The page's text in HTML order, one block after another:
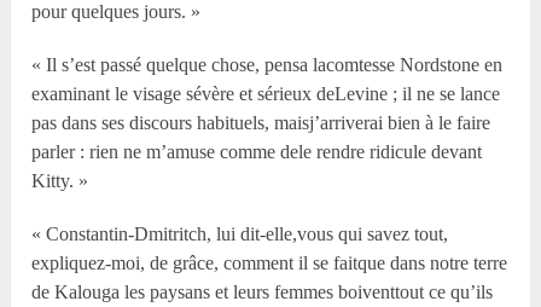
pour quelques jours. »
« Il s’est passé quelque chose, pensa lacomtesse Nordstone en
examinant le visage sévère et sérieux deLevine ; il ne se lance
pas dans ses discours habituels, maisj’arriverai bien à le faire
parler : rien ne m’amuse comme dele rendre ridicule devant
Kitty. »
« Constantin-Dmitritch, lui dit-elle,vous qui savez tout,
expliquez-moi, de grâce, comment il se faitque dans notre terre
de Kalouga les paysans et leurs femmes boiventtout ce qu’ils